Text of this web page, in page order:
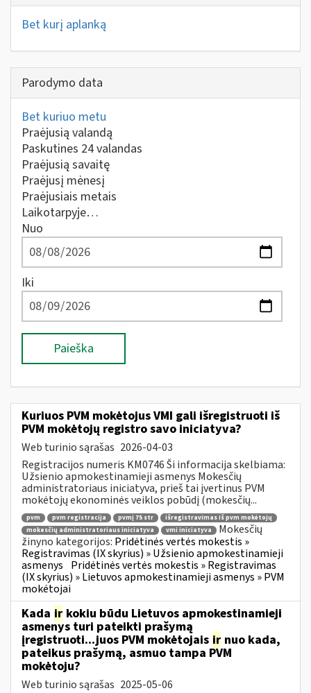
Bet kurį aplanką
Parodymo data
Bet kuriuo metu
Praėjusią valandą
Paskutines 24 valandas
Praėjusią savaitę
Praėjusį mėnesį
Praėjusiais metais
Laikotarpyje…
Nuo
Iki
Paieška
Kuriuos PVM mokėtojus VMI gali išregistruoti iš
PVM mokėtojų registro savo iniciatyva?
Web turinio sąrašas 2026-04-03
Registracijos numeris KM0746 Ši informacija skelbiama:
Užsienio apmokestinamieji asmenys Mokesčių
administratoriaus iniciatyva, prieš tai įvertinus PVM
mokėtojų ekonominės veiklos pobūdį (mokesčių...
pvm pvm registracija pvmį 75 str
išregistravimas iš pvm mokėtojų
mokesčių administratoriaus iniciatyva
vmi iniciatyva
Mokesčių
žinyno kategorijos: Pridėtinės vertės mokestis »
Registravimas (IX skyrius) » Užsienio apmokestinamieji
asmenys Pridėtinės vertės mokestis » Registravimas
(IX skyrius) » Lietuvos apmokestinamieji asmenys » PVM
mokėtojai
Kada ir kokiu būdu Lietuvos apmokestinamieji
asmenys turi pateikti prašymą
įregistruoti...juos PVM mokėtojais ir nuo kada,
pateikus prašymą, asmuo tampa PVM
mokėtoju?
Web turinio sąrašas 2025-05-06